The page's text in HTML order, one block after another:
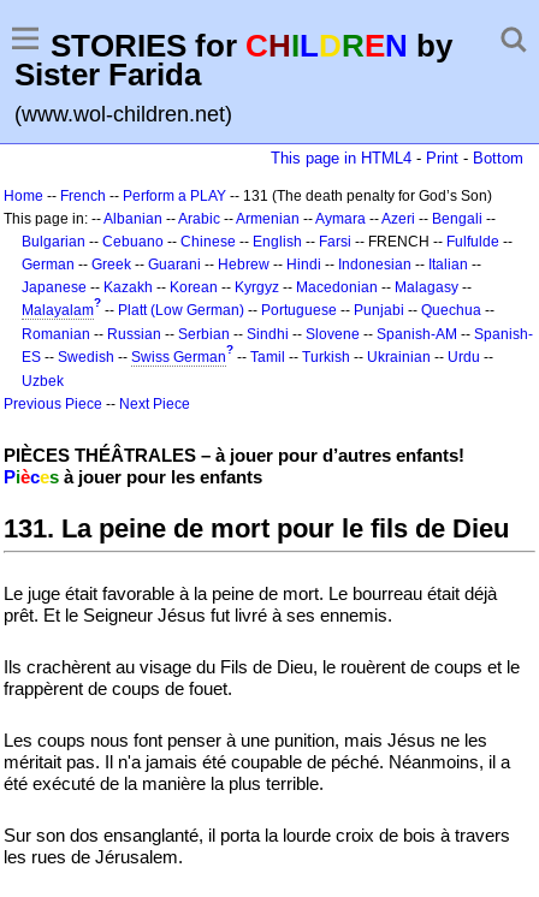
STORIES for CHILDREN by
Sister Farida
(www.wol-children.net)
This page in HTML4 - Print - Bottom
Home -- French -- Perform a PLAY -- 131 (The death penalty for God’s Son)
This page in: --Albanian --Arabic --Armenian --Aymara --Azeri -- Bengali --
Bulgarian -- Cebuano -- Chinese -- English -- Farsi -- FRENCH -- Fulfulde --
German -- Greek -- Guarani -- Hebrew -- Hindi -- Indonesian -- Italian --
Japanese -- Kazakh -- Korean -- Kyrgyz -- Macedonian -- Malagasy --
Malayalam? -- Platt (Low German) -- Portuguese -- Punjabi -- Quechua --
Romanian -- Russian -- Serbian -- Sindhi -- Slovene -- Spanish-AM -- Spanish-
ES -- Swedish -- Swiss German? -- Tamil -- Turkish -- Ukrainian -- Urdu --
Uzbek
Previous Piece -- Next Piece
PIÈCES THÉÂTRALES – à jouer pour d’autres enfants!
Pièces à jouer pour les enfants
131. La peine de mort pour le fils de Dieu
Le juge était favorable à la peine de mort. Le bourreau était déjà
prêt. Et le Seigneur Jésus fut livré à ses ennemis.
Ils crachèrent au visage du Fils de Dieu, le rouèrent de coups et le
frappèrent de coups de fouet.
Les coups nous font penser à une punition, mais Jésus ne les
méritait pas. Il n'a jamais été coupable de péché. Néanmoins, il a
été exécuté de la manière la plus terrible.
Sur son dos ensanglanté, il porta la lourde croix de bois à travers
les rues de Jérusalem.